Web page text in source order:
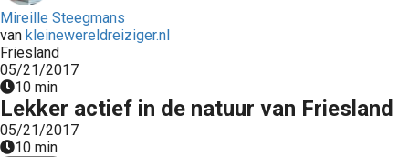
Mireille Steegmans
van kleinewereldreiziger.nl
Friesland
05/21/2017
10 min
Lekker actief in de natuur van Friesland
05/21/2017
10 min